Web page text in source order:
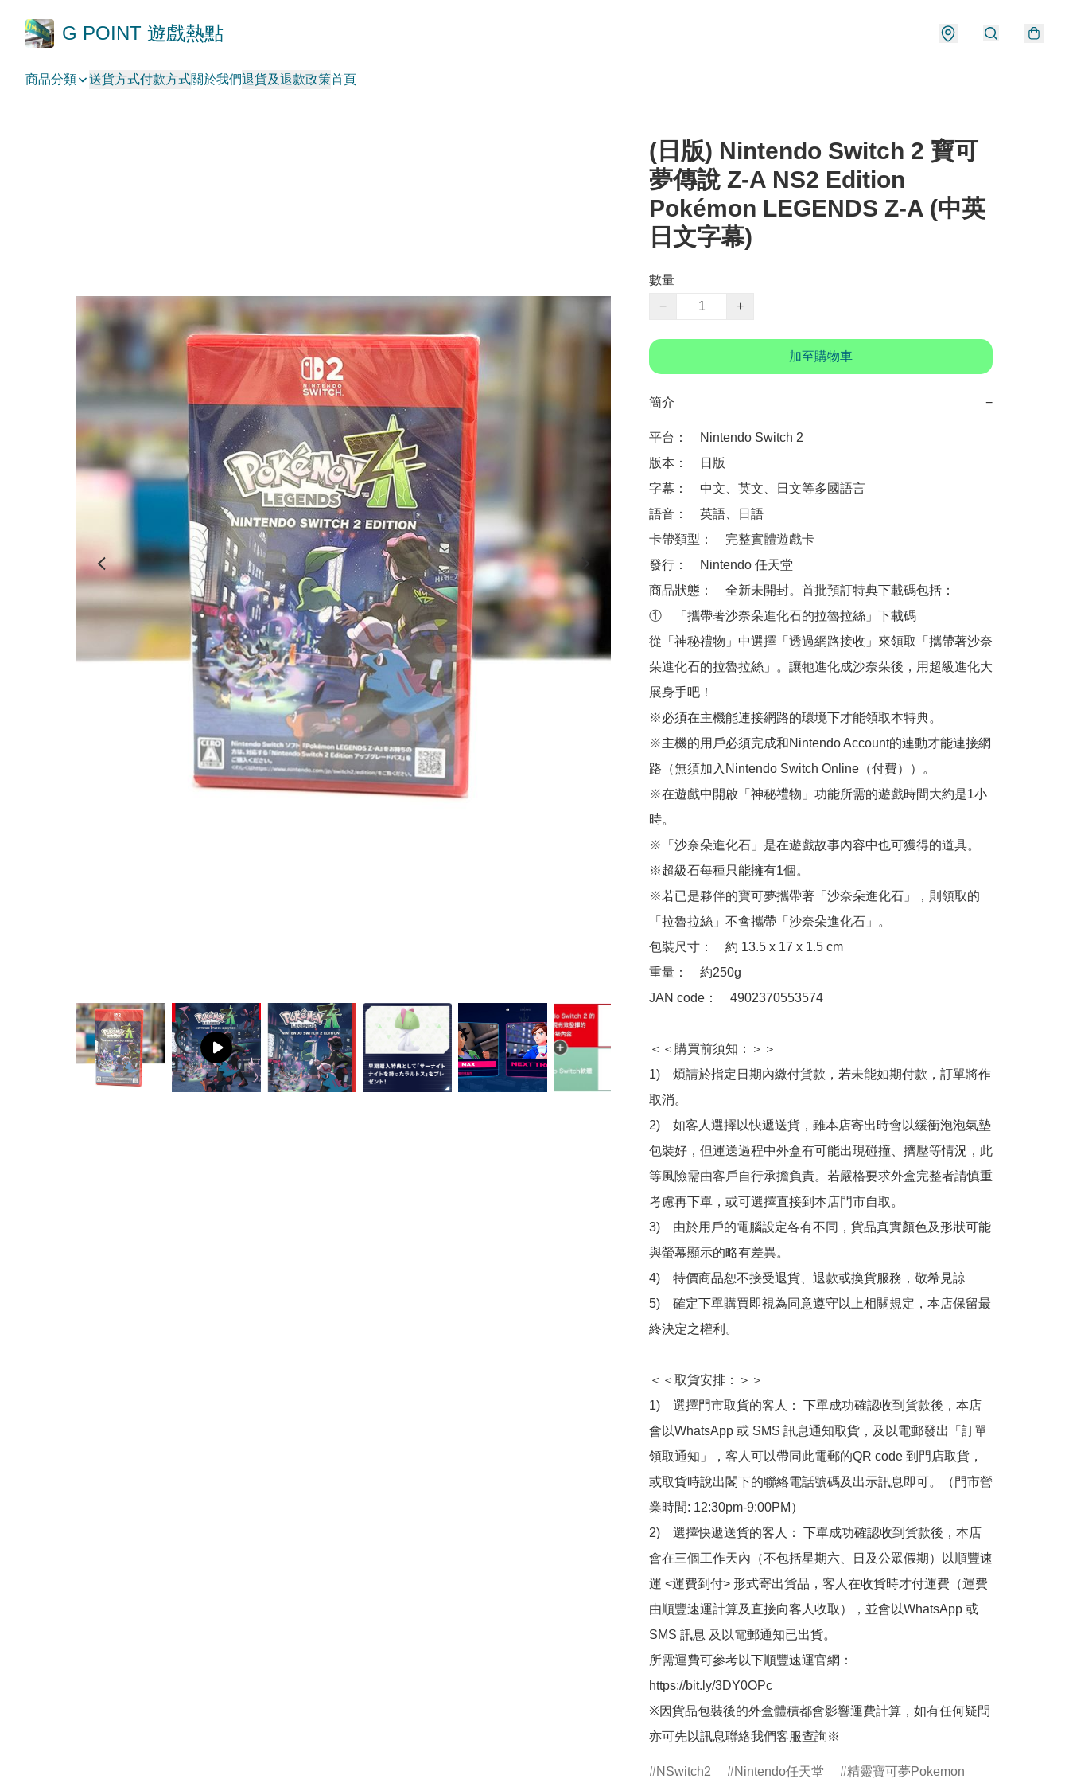
G POINT 遊戲熱點
商品分類 送貨方式付款方式關於我們退貨及退款政策首頁
(日版) Nintendo Switch 2 寶可
夢傳說 Z-A NS2 Edition
Pokémon LEGENDS Z-A (中英
日文字幕)
數量
−
+
加至購物車
簡介 −
平台：　Nintendo Switch 2
版本：　日版
字幕：　中文、英文、日文等多國語言
語音：　英語、日語
卡帶類型：　完整實體遊戲卡
發行：　Nintendo 任天堂
商品狀態：　全新未開封。首批預訂特典下載碼包括：
①　「攜帶著沙奈朵進化石的拉魯拉絲」下載碼
從「神秘禮物」中選擇「透過網路接收」來領取「攜帶著沙奈
朵進化石的拉魯拉絲」。讓牠進化成沙奈朵後，用超級進化大
展身手吧！
※必須在主機能連接網路的環境下才能領取本特典。
※主機的用戶必須完成和Nintendo Account的連動才能連接網
路（無須加入Nintendo Switch Online（付費））。
※在遊戲中開啟「神秘禮物」功能所需的遊戲時間大約是1小
時。
※「沙奈朵進化石」是在遊戲故事內容中也可獲得的道具。
※超級石每種只能擁有1個。
※若已是夥伴的寶可夢攜帶著「沙奈朵進化石」，則領取的
「拉魯拉絲」不會攜帶「沙奈朵進化石」。
包裝尺寸：　約 13.5 x 17 x 1.5 cm
重量：　約250g
JAN code：　4902370553574
＜＜購買前須知：＞＞
1)　煩請於指定日期內繳付貨款，若未能如期付款，訂單將作
取消。
2)　如客人選擇以快遞送貨，雖本店寄出時會以緩衝泡泡氣墊
包裝好，但運送過程中外盒有可能出現碰撞、擠壓等情況，此
等風險需由客戶自行承擔負責。若嚴格要求外盒完整者請慎重
考慮再下單，或可選擇直接到本店門市自取。
3)　由於用戶的電腦設定各有不同，貨品真實顏色及形狀可能
與螢幕顯示的略有差異。
4)　特價商品恕不接受退貨、退款或換貨服務，敬希見諒
5)　確定下單購買即視為同意遵守以上相關規定，本店保留最
終決定之權利。
＜＜取貨安排：＞＞
1)　選擇門市取貨的客人： 下單成功確認收到貨款後，本店
會以WhatsApp 或 SMS 訊息通知取貨，及以電郵發出「訂單
領取通知」，客人可以帶同此電郵的QR code 到門店取貨，
或取貨時說出閣下的聯絡電話號碼及出示訊息即可。（門市營
業時間: 12:30pm-9:00PM）
2)　選擇快遞送貨的客人： 下單成功確認收到貨款後，本店
會在三個工作天內（不包括星期六、日及公眾假期）以順豐速
運 <運費到付> 形式寄出貨品，客人在收貨時才付運費（運費
由順豐速運計算及直接向客人收取），並會以WhatsApp 或
SMS 訊息 及以電郵通知已出貨。
所需運費可參考以下順豐速運官網：
https://bit.ly/3DY0OPc
※因貨品包裝後的外盒體積都會影響運費計算，如有任何疑問
亦可先以訊息聯絡我們客服查詢※
NSwitch2 Nintendo任天堂 精靈寶可夢Pokemon